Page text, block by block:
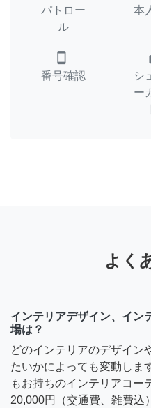
パトロー
ル
本
smartphone
番号確認
シ
ー
よく
インテリアデザイン、イン
場は？
どのインテリアのデザイン
たいかによっても変動しま
もお持ちのインテリアコー
20,000円（交通費、雑費込